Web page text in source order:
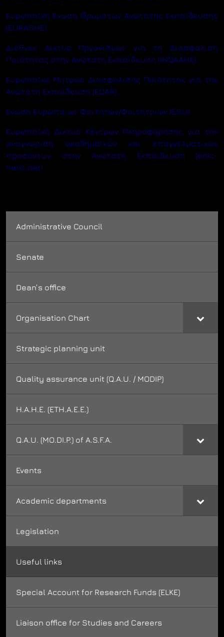
Administrative Council
Senate
Dean’s office
Organisation Chart
Strategic planning unit
Quality assurance unit (Q.A.U. / MODIP)
H.A.H.E. (ETH.A.E.E.)
Q.A.U. (MO.DI.P.) of A.S.F.A.
Events
Academic departments
Legislation
Useful links
Special Account for Research Funds (ELKE)
Liaison office for Studies and Careers
Ευρωπαϊκή Ένωση Ιδρυμάτων Ανώτατης Εκπαίδευσης
(EURASHE)
Διεθνές Δίκτυο Οργανισμών για τη Διασφάλιση
Ποιότητας στην Ανώτατη Εκπαίδευση (INQAAHE)
Ευρωπαϊκό Μητρώο Διασφάλισης Ποιότητας για την
Ανώτατη Εκπαίδευση (EQAR)
Ένωση Ευρωπαίων Φοιτητών/Φοιτητριών (ESU)
Ευρωπαϊκό Δίκτυο Κέντρων Πληροφόρησης για την
αναγνώριση ακαδημαϊκών και επαγγελματικών
προσόντων στην Ανώτατη Εκπαίδευση (enic-
naric.net)